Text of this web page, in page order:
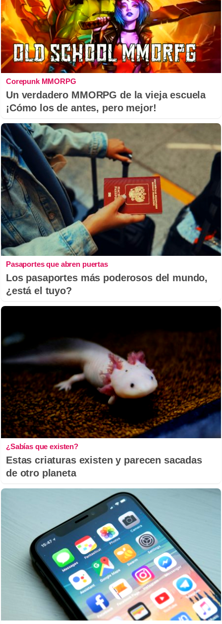
Corepunk MMORPG
Un verdadero MMORPG de la vieja escuela
¡Cómo los de antes, pero mejor!
Pasaportes que abren puertas
Los pasaportes más poderosos del mundo,
¿está el tuyo?
¿Sabías que existen?
Estas criaturas existen y parecen sacadas
de otro planeta